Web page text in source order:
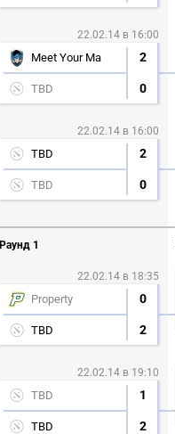
22.02.14 в 16:00
Meet Your Ma 2
TBD 0
22.02.14 в 16:00
TBD 2
TBD 0
Раунд 1
22.02.14 в 18:35
Property 0
TBD 2
22.02.14 в 19:10
TBD 1
TBD 2